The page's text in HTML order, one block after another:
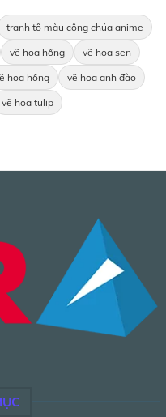
tranh tô màu công chúa anime
vẽ hoa hồng vẽ hoa sen
hoa hồng vẽ hoa anh đào
vẽ hoa tulip